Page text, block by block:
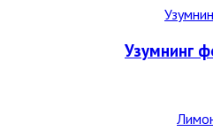
Узумнинг